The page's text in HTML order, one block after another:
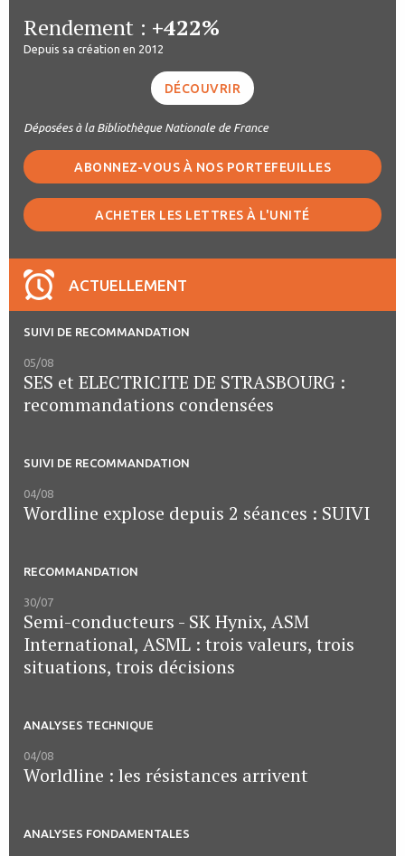
Rendement : +422%
Depuis sa création en 2012
DÉCOUVRIR
Déposées à la Bibliothèque Nationale de France
ABONNEZ-VOUS À NOS PORTEFEUILLES
ACHETER LES LETTRES À L'UNITÉ
ACTUELLEMENT
SUIVI DE RECOMMANDATION
05/08
SES et ELECTRICITE DE STRASBOURG :
recommandations condensées
SUIVI DE RECOMMANDATION
04/08
Wordline explose depuis 2 séances : SUIVI
RECOMMANDATION
30/07
Semi-conducteurs - SK Hynix, ASM
International, ASML : trois valeurs, trois
situations, trois décisions
ANALYSES TECHNIQUE
04/08
Worldline : les résistances arrivent
ANALYSES FONDAMENTALES